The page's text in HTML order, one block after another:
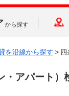
から探す
を沿線から探す > 四
・アパート）